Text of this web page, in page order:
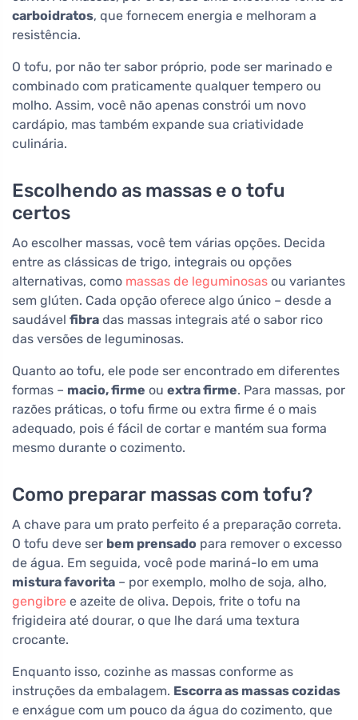
carboidratos, que fornecem energia e melhoram a
resistência.
O tofu, por não ter sabor próprio, pode ser marinado e
combinado com praticamente qualquer tempero ou
molho. Assim, você não apenas constrói um novo
cardápio, mas também expande sua criatividade
culinária.
Escolhendo as massas e o tofu
certos
Ao escolher massas, você tem várias opções. Decida
entre as clássicas de trigo, integrais ou opções
alternativas, como massas de leguminosas ou variantes
sem glúten. Cada opção oferece algo único – desde a
saudável fibra das massas integrais até o sabor rico
das versões de leguminosas.
Quanto ao tofu, ele pode ser encontrado em diferentes
formas – macio, firme ou extra firme. Para massas, por
razões práticas, o tofu firme ou extra firme é o mais
adequado, pois é fácil de cortar e mantém sua forma
mesmo durante o cozimento.
Como preparar massas com tofu?
A chave para um prato perfeito é a preparação correta.
O tofu deve ser bem prensado para remover o excesso
de água. Em seguida, você pode mariná-lo em uma
mistura favorita – por exemplo, molho de soja, alho,
gengibre e azeite de oliva. Depois, frite o tofu na
frigideira até dourar, o que lhe dará uma textura
crocante.
Enquanto isso, cozinhe as massas conforme as
instruções da embalagem. Escorra as massas cozidas
e enxágue com um pouco da água do cozimento, que